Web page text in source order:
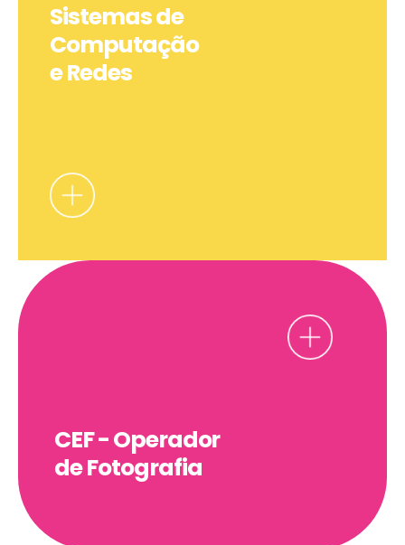
Sistemas de
Computação
e Redes
CEF - Operador
de Fotografia